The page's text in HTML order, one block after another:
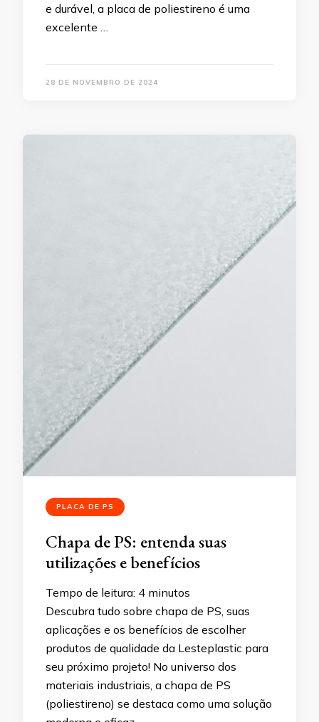
e durável, a placa de poliestireno é uma
excelente …
28 DE NOVEMBRO DE 2024
PLACA DE PS
Chapa de PS: entenda suas
utilizações e benefícios
Tempo de leitura: 4 minutos
Descubra tudo sobre chapa de PS, suas
aplicações e os benefícios de escolher
produtos de qualidade da Lesteplastic para
seu próximo projeto! No universo dos
materiais industriais, a chapa de PS
(poliestireno) se destaca como uma solução